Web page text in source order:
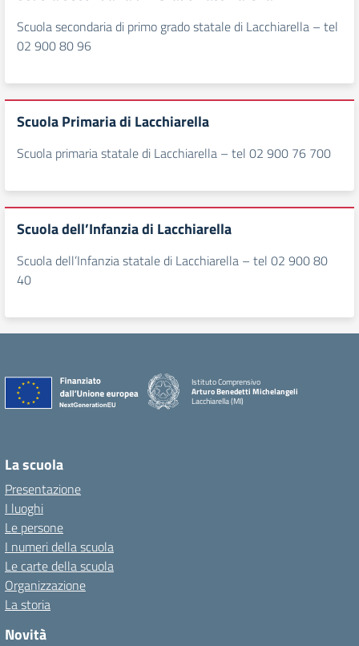
Scuola secondaria di primo grado statale di Lacchiarella – tel
02 900 80 96
Scuola Primaria di Lacchiarella
Scuola primaria statale di Lacchiarella – tel 02 900 76 700
Scuola dell’Infanzia di Lacchiarella
Scuola dell’Infanzia statale di Lacchiarella – tel 02 900 80
40
Istituto Comprensivo
Arturo Benedetti Michelangeli
Lacchiarella (MI)
La scuola
Presentazione
I luoghi
Le persone
I numeri della scuola
Le carte della scuola
Organizzazione
La storia
Novità